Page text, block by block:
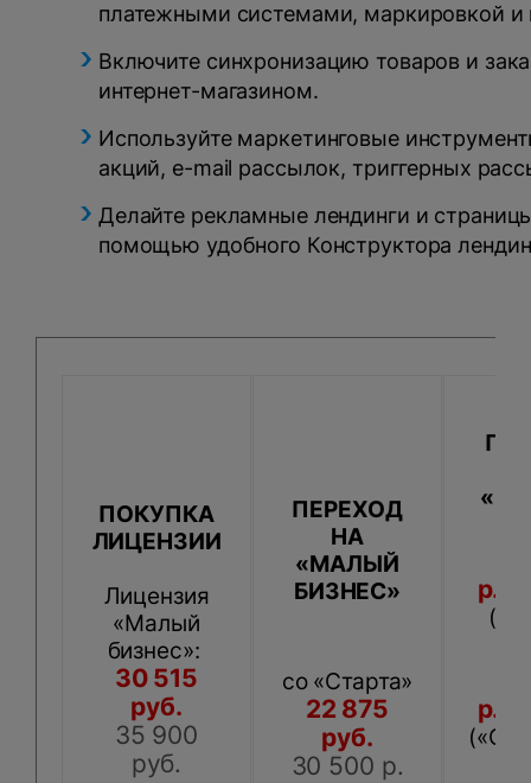
платежными системами, маркировкой и
Включите синхронизацию товаров и
интернет-магазином.
Используйте маркетинговые
акций, e-mail рассылок, триггерных
Делайте рекламные лендинги и
помощью удобного Конструктора
ПОКУПКА
ЛИЦЕНЗИИ
Лицензия
«Малый
бизнес»:
30 515
руб.
35 900
руб.
ПЕРЕХОД
НА
«МАЛЫЙ
БИЗНЕС»
со «Старта»
22 875
руб.
30 500 р.
р.
р.